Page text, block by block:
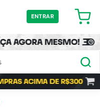
ENTRAR